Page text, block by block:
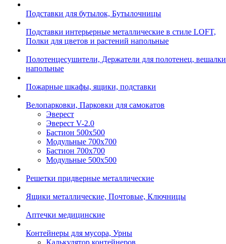
Подставки для бутылок, Бутылочницы
Подставки интерьерные металлические в стиле LOFT,
Полки для цветов и растений напольные
Полотенцесушители, Держатели для полотенец, вешалки
напольные
Пожарные шкафы, ящики, подставки
Велопарковки, Парковки для самокатов
Эверест
Эверест V-2.0
Бастион 500х500
Модульные 700х700
Бастион 700х700
Модульные 500х500
Решетки придверные металлические
Ящики металлические, Почтовые, Ключницы
Аптечки медицинские
Контейнеры для мусора, Урны
Калькулятор контейнеров